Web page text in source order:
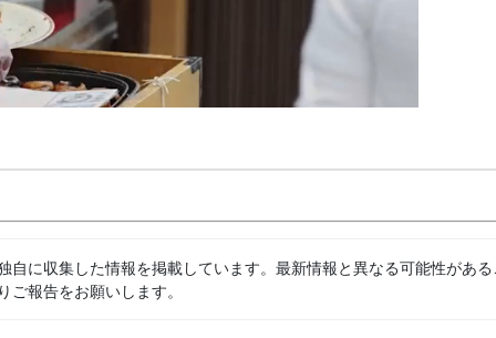
に収集した情報を掲載しています。最新情報と異なる可能性があ
ご報告をお願いします。